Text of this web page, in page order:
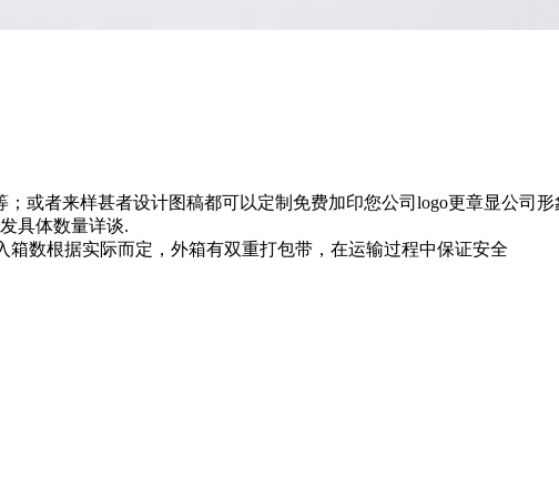
或者来样甚者设计图稿都可以定制免费加印您公司logo更章显公司形
具体数量详谈.
数根据实际而定，外箱有双重打包带，在运输过程中保证安全